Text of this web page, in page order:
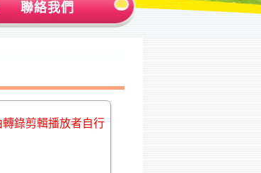
聯絡我們
錄剪輯播放者自行